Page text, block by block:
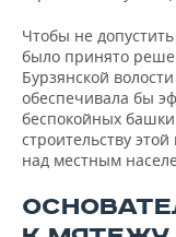
Чтобы не
было принято
Бурзянской
обеспечивала бы
беспокойных
строительству
над местным